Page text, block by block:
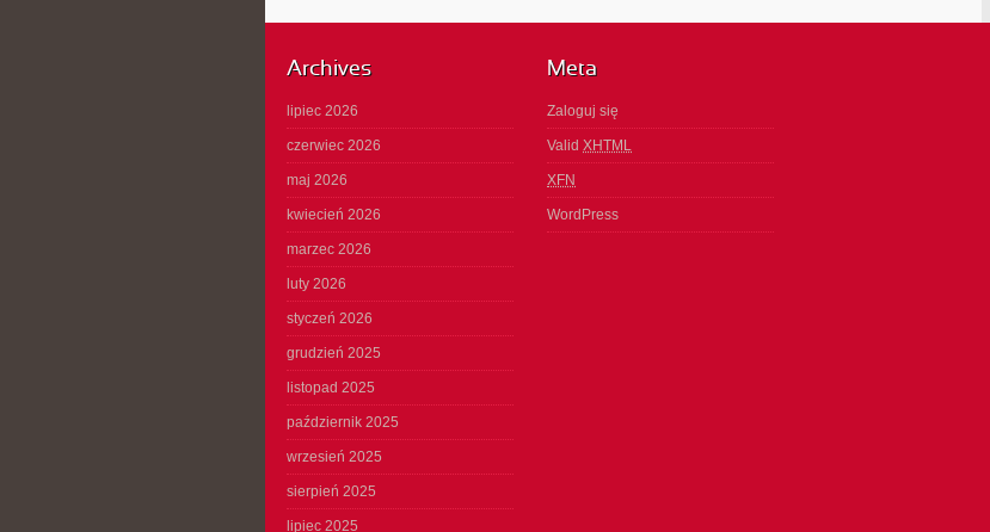
Archives
lipiec 2026
czerwiec 2026
maj 2026
kwiecień 2026
marzec 2026
luty 2026
styczeń 2026
grudzień 2025
listopad 2025
październik 2025
wrzesień 2025
sierpień 2025
lipiec 2025
Meta
Zaloguj się
Valid XHTML
XFN
WordPress